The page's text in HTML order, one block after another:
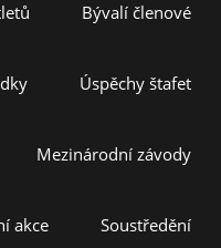
Bývalí členové
Úspěchy štafet
Mezinárodní závody
akce Soustředění